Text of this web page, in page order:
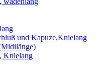
und Kapuze,Knielang
Knielang